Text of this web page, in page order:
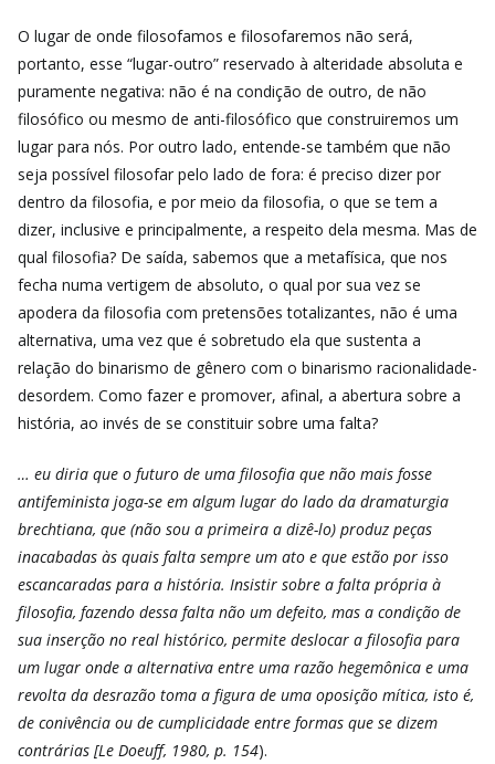
O lugar de onde filosofamos e filosofaremos não será,
portanto, esse “lugar-outro” reservado à alteridade absoluta e
puramente negativa: não é na condição de outro, de não
filosófico ou mesmo de anti-filosófico que construiremos um
lugar para nós. Por outro lado, entende-se também que não
seja possível filosofar pelo lado de fora: é preciso dizer por
dentro da filosofia, e por meio da filosofia, o que se tem a
dizer, inclusive e principalmente, a respeito dela mesma. Mas de
qual filosofia? De saída, sabemos que a metafísica, que nos
fecha numa vertigem de absoluto, o qual por sua vez se
apodera da filosofia com pretensões totalizantes, não é uma
alternativa, uma vez que é sobretudo ela que sustenta a
relação do binarismo de gênero com o binarismo racionalidade-
desordem. Como fazer e promover, afinal, a abertura sobre a
história, ao invés de se constituir sobre uma falta?
… eu diria que o futuro de uma filosofia que não mais fosse
antifeminista joga-se em algum lugar do lado da dramaturgia
brechtiana, que (não sou a primeira a dizê-lo) produz peças
inacabadas às quais falta sempre um ato e que estão por isso
escancaradas para a história. Insistir sobre a falta própria à
filosofia, fazendo dessa falta não um defeito, mas a condição de
sua inserção no real histórico, permite deslocar a filosofia para
um lugar onde a alternativa entre uma razão hegemônica e uma
revolta da desrazão toma a figura de uma oposição mítica, isto é,
de conivência ou de cumplicidade entre formas que se dizem
contrárias [Le Doeuff, 1980, p. 154).